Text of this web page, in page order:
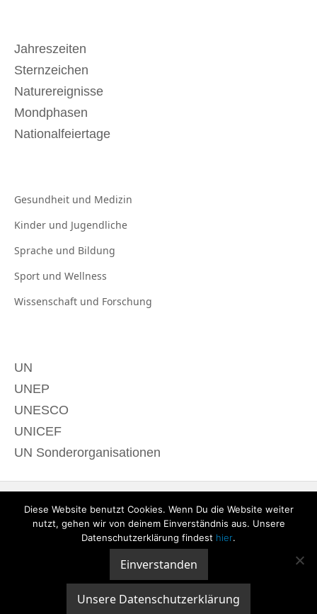
Jahreszeiten
Sternzeichen
Naturereignisse
Mondphasen
Nationalfeiertage
Gesundheit und Medizin
Kinder und Jugendliche
Sprache und Bildung
Sport und Wellness
Wissenschaft und Forschung
UN
UNEP
UNESCO
UNICEF
UN Sonderorganisationen
Datenschutzerklärung|Impressum
Diese Website benutzt Cookies. Wenn Du die Website weiter
nutzt, gehen wir von deinem Einverständnis aus. Unsere
Datenschutzerklärung findest hier.
Einverstanden
Unsere Datenschutzerklärung